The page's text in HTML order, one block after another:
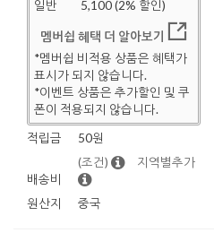
일반
5,100 (2% 할인)
멤버쉽 혜택 더 알아보기
*멤버쉽 비적용 상품은 혜택가
표시가 되지 않습니다.
*이벤트 상품은 추가할인 및 쿠
폰이 적용되지 않습니다.
적립금
50원
배송비
(조건) 지역별추가
원산지 중국